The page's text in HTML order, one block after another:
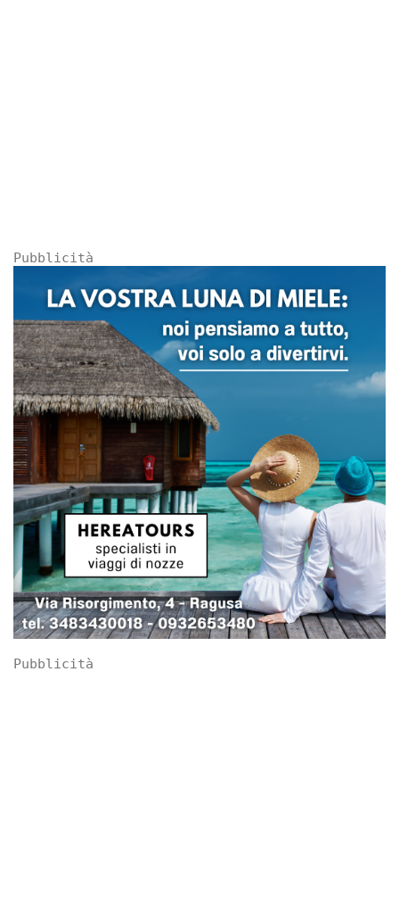
Pubblicità
Pubblicità